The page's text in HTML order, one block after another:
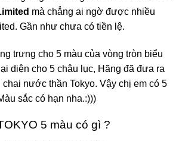
mà chẳng ai ngờ được nhiều
Gần như chưa có tiền lệ.
trưng cho 5 màu của vòng tròn biểu
diện cho 5 châu lục, Hãng đã đưa ra
chai nước thần Tokyo. Vậy chị em có 5
sắc có hạn nha.:)))
5 màu có gì ?